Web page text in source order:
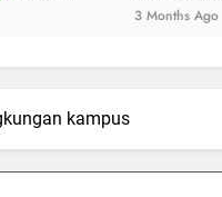
3 Months Ago
kampus